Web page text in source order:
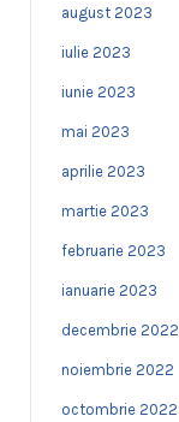
august 2023
iulie 2023
iunie 2023
mai 2023
aprilie 2023
martie 2023
februarie 2023
ianuarie 2023
decembrie 2022
noiembrie 2022
octombrie 2022